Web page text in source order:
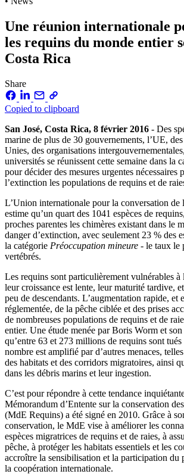
Une réunion internationale
les requins du monde entier
Costa Rica
Share
Copied to clipboard
San José, Costa Rica, 8 février 2016 - Des
marine de plus de 30 gouvernements, l’UE,
Unies, des organisations
universités se réunissent cette semaine dans la
pour décider des mesures urgentes nécessaires
l’extinction les populations de requins et de
L’Union internationale pour la conversation
estime qu’un quart des 1041 espèces de
proches parentes les chimères existant dans le
danger d’extinction, avec seulement 23 % des
la catégorie Préoccupation mineure - le taux le
vertébrés.
Les requins sont particulièrement vulnérables
leur croissance est lente, leur maturité tardive,
peu de descendants. L’augmentation rapide, et
réglementée, de la pêche ciblée et des prises
de nombreuses populations de requins et de
entier. Une étude menée par Boris Worm et
qu’entre 63 et 273 millions de requins sont tués
nombre est amplifié par d’autres menaces,
des habitats et des corridors migratoires, ainsi
dans les débris marins et leur ingestion.
C’est pour répondre à cette tendance
Mémorandum d’Entente sur la conservation
(MdE Requins) a été signé en 2010. Grâce à
conservation, le MdE vise à améliorer les
espèces migratrices de requins et de raies, à
pêche, à protéger les habitats essentiels et les
accroître la sensibilisation et la participation du
la coopération internationale.